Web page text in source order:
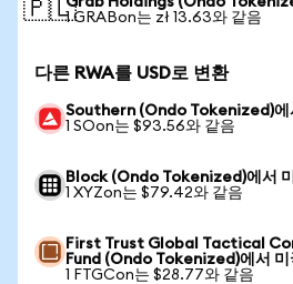
🇵🇱1 GRABon는 zł 13.63와 같음
다른 RWA를 USD로 변환
Southern (Ondo Tokenized)에
1 SOon는 $93.56와 같음
Block (Ondo Tokenized)에서
1 XYZon는 $79.42와 같음
First Trust Global Tactical
Fund (Ondo Tokenized)에서 미
1 FTGCon는 $28.77와 같음